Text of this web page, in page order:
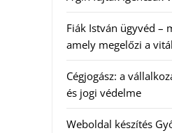
Fiák István ügyvéd –
amely megelőzi a
Cégjogász: a
és jogi védelme
Weboldal készítés